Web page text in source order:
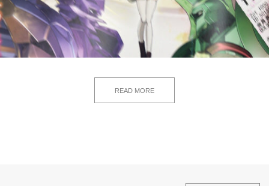
READ MORE